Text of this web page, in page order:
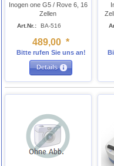
Inogen one G5 / Rove 6, 16
Zellen
Art.Nr.: BA-516
489,00 *
Bitte rufen Sie uns an!
Details